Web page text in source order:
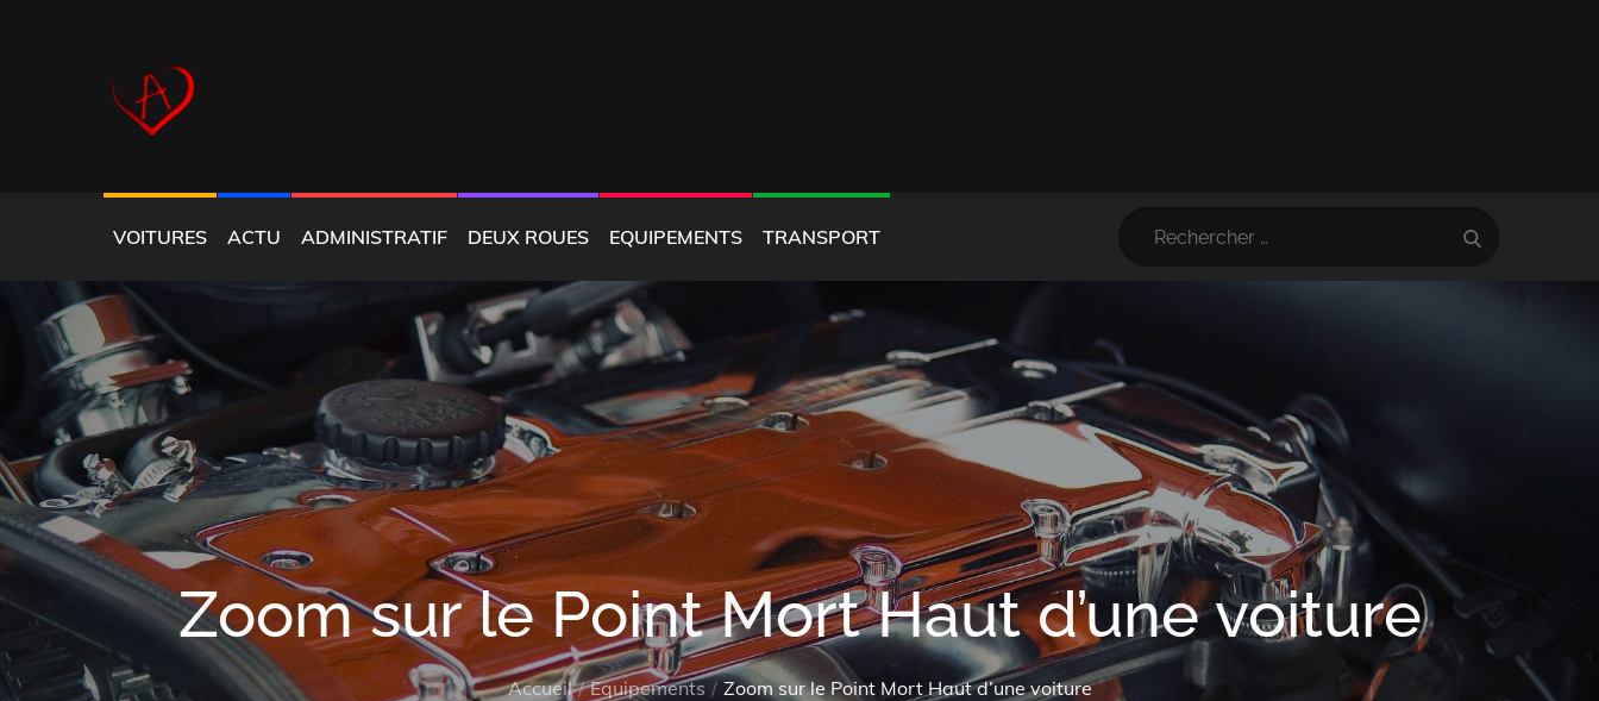
VOITURES ACTU ADMINISTRATIF DEUX ROUES EQUIPEMENTS TRANSPORT
Zoom sur le Point Mort Haut d’une voiture
Accueil Equipements Zoom sur le Point Mort Haut d’une voiture